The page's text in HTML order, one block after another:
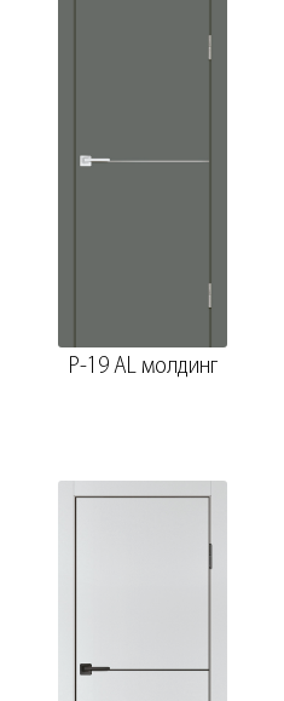
P-19 AL молдинг